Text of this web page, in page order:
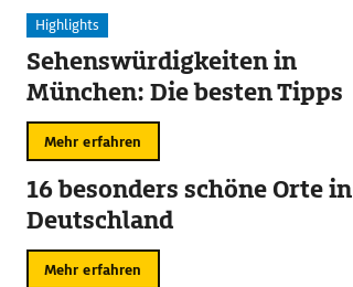
Highlights
Sehenswürdigkeiten in
München: Die besten Tipps
Mehr erfahren
16 besonders schöne Orte in
Deutschland
Mehr erfahren